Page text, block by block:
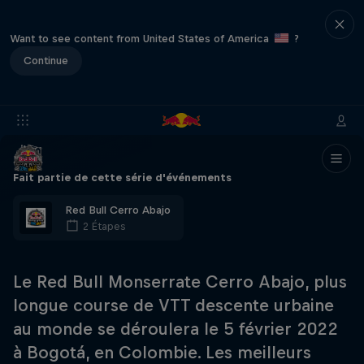
Want to see content from United States of America
?
Continue
Fait partie de cette série d'événements
Red Bull Cerro Abajo
2 Étapes
Le Red Bull Monserrate Cerro Abajo, plus
longue course de VTT descente urbaine
au monde se déroulera le 5 février 2022
à Bogotá, en Colombie. Les meilleurs